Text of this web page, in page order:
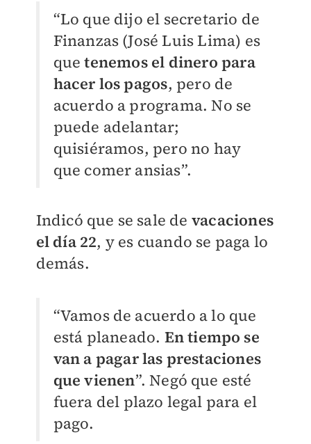
“Lo que dijo el secretario de
Finanzas (José Luis Lima) es
quetenemos el dinero para
hacer los pagos, pero de
acuerdo a programa. No se
puede adelantar;
quisiéramos, pero no hay
que comer ansias”.
Indicó que se sale de vacaciones
el día 22, y es cuando se paga lo
demás.
“Vamos de acuerdo a lo que
está planeado. En tiempo se
van a pagar las prestaciones
que vienen”. Negó que esté
fuera del plazo legal para el
pago.